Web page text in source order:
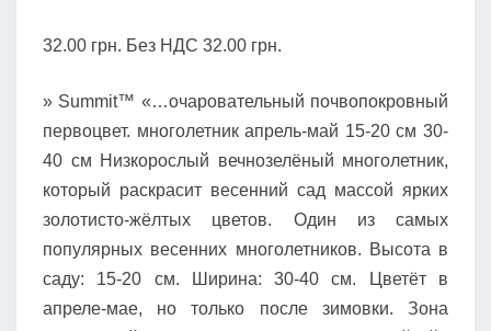
32.00 грн. Без НДС 32.00 грн.
» Summit™ «…очаровательный почвопокровный
первоцвет. многолетник апрель-май 15-20 см 30-
40 см Низкорослый вечнозелёный многолетник,
который раскрасит весенний сад массой ярких
золотисто-жёлтых цветов. Один из самых
популярных весенних многолетников. Высота в
саду: 15-20 см. Ширина: 30-40 см. Цветёт в
апреле-мае, но только после зимовки. Зона